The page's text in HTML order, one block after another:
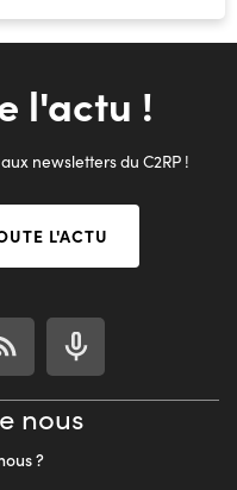
l'actu !
newsletters du C2RP !
L'ACTU
nous
?